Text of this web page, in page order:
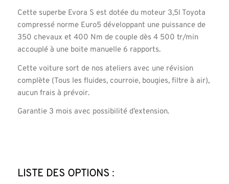
Cette superbe Evora S est dotée du moteur 3,5l Toyota
compressé norme Euro5 développant une puissance de
350 chevaux et 400 Nm de couple dès 4 500 tr/min
accouplé à une boite manuelle 6 rapports.
Cette voiture sort de nos ateliers avec une révision
complète (Tous les fluides, courroie, bougies, filtre à air),
aucun frais à prévoir.
Garantie 3 mois avec possibilité d’extension.
Liste des options :